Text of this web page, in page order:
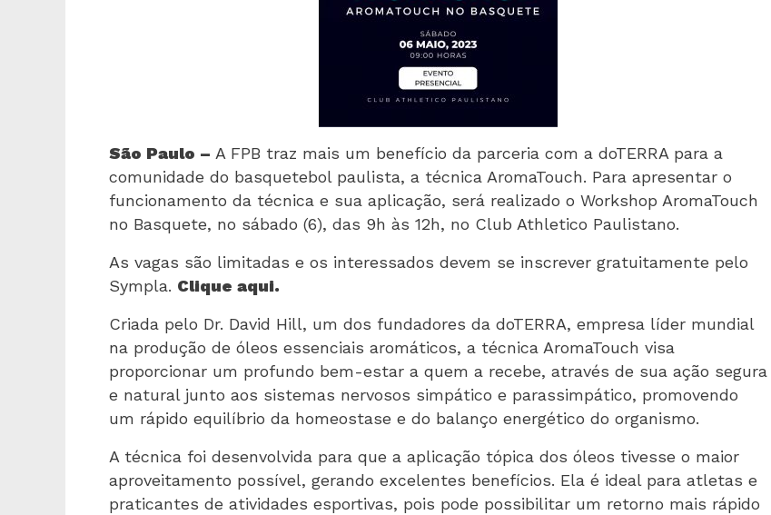
São Paulo – A FPB traz mais um benefício da parceria com a doTERRA para a
comunidade do basquetebol paulista, a técnica AromaTouch. Para apresentar o
funcionamento da técnica e sua aplicação, será realizado o Workshop AromaTouch
no Basquete, no sábado (6), das 9h às 12h, no Club Athletico Paulistano.
As vagas são limitadas e os interessados devem se inscrever gratuitamente pelo
Sympla. Clique aqui.
Criada pelo Dr. David Hill, um dos fundadores da doTERRA, empresa líder mundial
na produção de óleos essenciais aromáticos, a técnica AromaTouch visa
proporcionar um profundo bem-estar a quem a recebe, através de sua ação segura
e natural junto aos sistemas nervosos simpático e parassimpático, promovendo
um rápido equilíbrio da homeostase e do balanço energético do organismo.
A técnica foi desenvolvida para que a aplicação tópica dos óleos tivesse o maior
aproveitamento possível, gerando excelentes benefícios. Ela é ideal para atletas e
praticantes de atividades esportivas, pois pode possibilitar um retorno mais rápido